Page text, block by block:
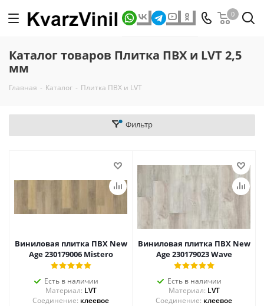
0
Каталог товаров Плитка ПВХ и LVT 2,5
мм
Главная - Каталог - Плитка ПВХ и LVT
Фильтр
Виниловая плитка ПВХ New
Age 230179006 Mistero
Есть в наличии
Материал: LVT
Соединение: клеевое
Виниловая плитка ПВХ New
Age 230179023 Wave
Есть в наличии
Материал: LVT
Соединение: клеевое